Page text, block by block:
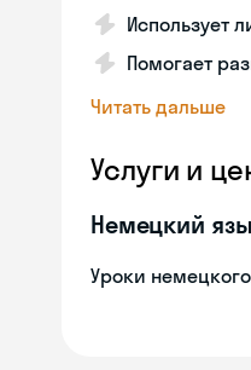
Использует
Помогает
Читать дальше
Услуги и
Немецкий
Уроки немецкого